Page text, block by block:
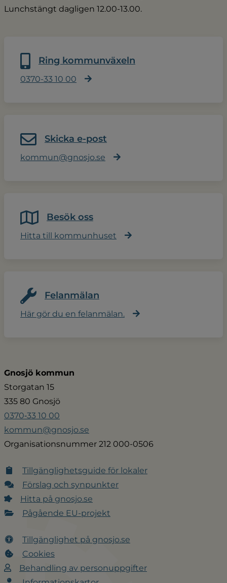
Lunchstängt dagligen 12.00-13.00.
Ring kommunväxeln
0370-33 10 00
Skicka e-post
kommun@gnosjo.se
Besök oss
Hitta till kommunhuset
Felanmälan
Här gör du en felanmälan.
Gnosjö kommun
Storgatan 15
335 80 Gnosjö
0370‑33 10 00
kommun@gnosjo.se
Organisationsnummer 212 000-0506
Tillgänglighetsguide för lokaler
Förslag och synpunkter
Hitta på gnosjo.se
Pågående EU-projekt
Tillgänglighet på gnosjo.se
Cookies
Behandling av personuppgifter